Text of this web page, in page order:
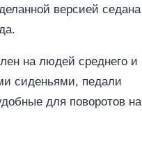
версией седана
​​на людей среднего и
сиденьями, педали
для поворотов на